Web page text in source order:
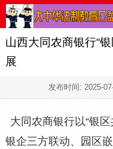
山西大同农商银行“
展
发布时间: 2025-
大同农商银行以“银
银企三方联动、园区